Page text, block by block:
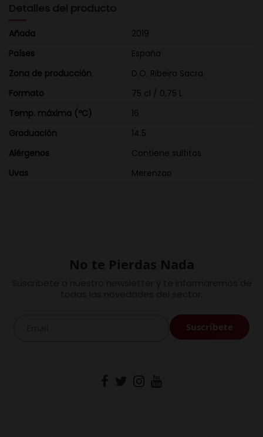
Detalles del producto
Añada
2019
Países
España
Zona de producción
D.O. Ribeira Sacra
Formato
75 cl / 0,75 L
Temp. máxima (ºC)
16
Graduación
14.5
Alérgenos
Contiene sulfitos
Uvas
Merenzao
No te Pierdas Nada